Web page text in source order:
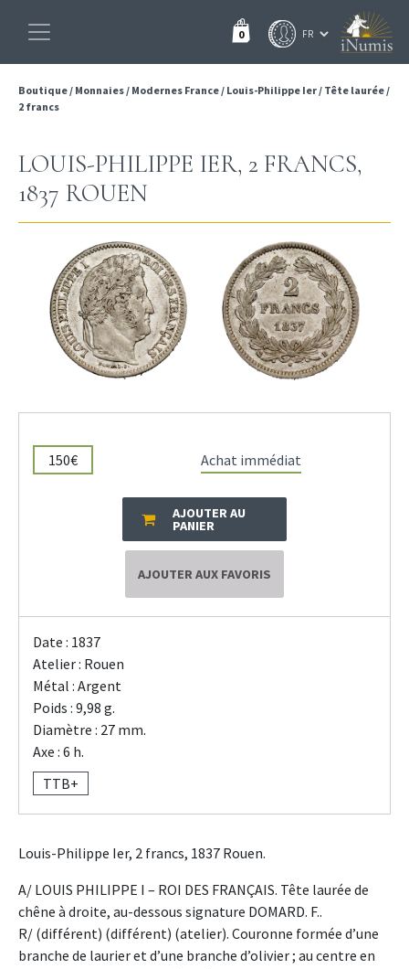
0
Boutique/ Monnaies/ Modernes France/ Louis-Philippe Ier/ Tête laurée/
2 francs
LOUIS-PHILIPPE IER, 2 FRANCS,
1837 ROUEN
150€ Achat immédiat
AJOUTER AU
PANIER
AJOUTER AUX FAVORIS
Date : 1837
Atelier : Rouen
Métal : Argent
Poids : 9,98 g.
Diamètre : 27 mm.
Axe : 6 h.
TTB+
Louis-Philippe Ier, 2 francs, 1837 Rouen.
A/ LOUIS PHILIPPE I – ROI DES FRANÇAIS. Tête laurée de
chêne à droite, au-dessous signature DOMARD. F..
R/ (différent) (différent) (atelier). Couronne formée d’une
branche de laurier et d’une branche d’olivier ; au centre en